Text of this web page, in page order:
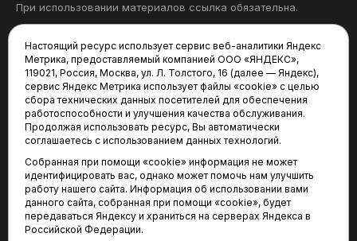
При использовании материалов ссылка обязательна.
Редакция:
625035, Тюмень, пр. Геологоразведчиков, 28А
(3452) 68-22-28
tum-arena@mail.ru
Отдел продаж:
(3452) 68-89-78
kotovaev@sibinformburo.ru
Настоящий ресурс использует сервис веб-аналитики Яндекс
Метрика, предоставляемый компанией ООО «ЯНДЕКС»,
119021, Россия, Москва, ул. Л. Толстого, 16 (далее — Яндекс),
сервис Яндекс Метрика использует файлы «cookie» с целью
сбора технических данных посетителей для обеспечения
работоспособности и улучшения качества обслуживания.
Продолжая использовать ресурс, Вы автоматически
соглашаетесь с использованием данных технологий.
Собранная при помощи «cookie» информация не может
идентифицировать вас, однако может помочь нам улучшить
работу нашего сайта. Информация об использовании вами
данного сайта, собранная при помощи «cookie», будет
передаваться Яндексу и храниться на серверах Яндекса в
Российской Федерации.